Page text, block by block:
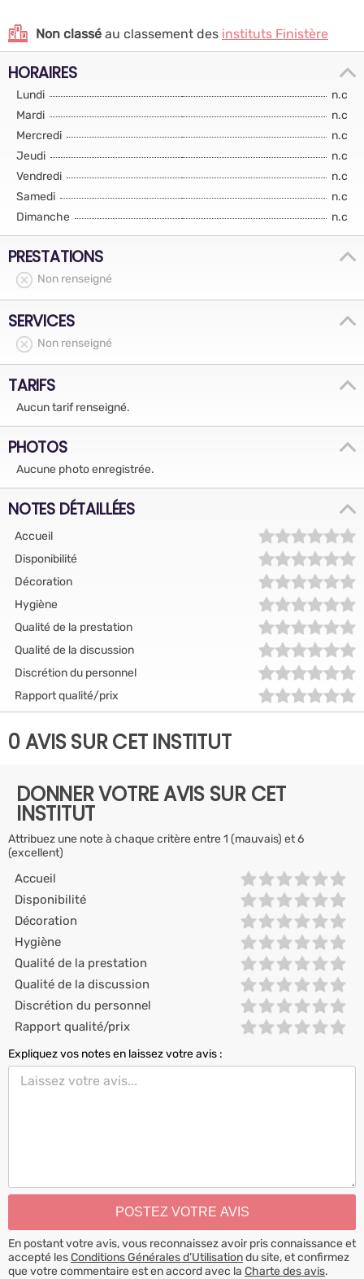
Non classé au classement des instituts Finistère
HORAIRES
Lundi
n.c
Mardi
n.c
Mercredi
n.c
Jeudi
n.c
Vendredi
n.c
Samedi
n.c
Dimanche
n.c
PRESTATIONS
Non renseigné
SERVICES
Non renseigné
TARIFS
Aucun tarif renseigné.
PHOTOS
Aucune photo enregistrée.
NOTES DÉTAILLÉES
Accueil
Disponibilité
Décoration
Hygiène
Qualité de la prestation
Qualité de la discussion
Discrétion du personnel
Rapport qualité/prix
0 AVIS SUR CET INSTITUT
DONNER VOTRE AVIS SUR CET
INSTITUT
Attribuez une note à chaque critère entre 1 (mauvais) et 6
(excellent)
Accueil
Disponibilité
Décoration
Hygiène
Qualité de la prestation
Qualité de la discussion
Discrétion du personnel
Rapport qualité/prix
Expliquez vos notes en laissez votre avis :
En postant votre avis, vous reconnaissez avoir pris connaissance et
accepté lesConditions Générales d’Utilisationdu site, et confirmez
que votre commentaire est en accord avec la Charte des avis.